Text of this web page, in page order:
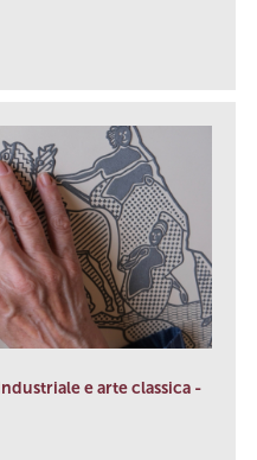
e arte classica -